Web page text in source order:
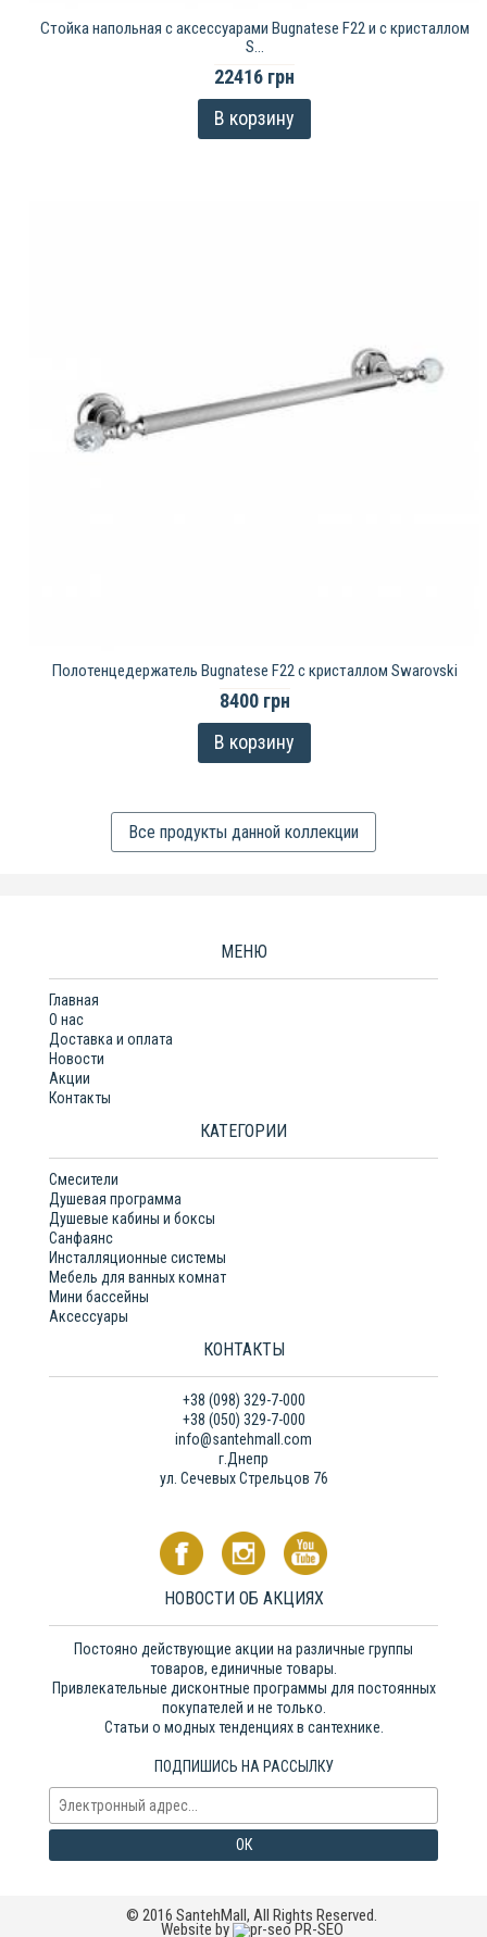
Стойка напольная с аксессуарами Bugnatese F22 и с кристаллом
S...
22416 грн
В корзину
Полотенцедержатель Bugnatese F22 с кристаллом Swarovski
8400 грн
В корзину
Все продукты данной коллекции
МЕНЮ
Главная
О нас
Доставка и оплата
Новости
Акции
Контакты
КАТЕГОРИИ
Смесители
Душевая программа
Душевые кабины и боксы
Санфаянс
Инсталляционные системы
Мебель для ванных комнат
Мини бассейны
Аксессуары
КОНТАКТЫ
+38 (098) 329-7-000
+38 (050) 329-7-000
info@santehmall.com
г.Днепр
ул. Сечевых Стрельцов 76
НОВОСТИ ОБ АКЦИЯХ
Постояно действующие акции на различные группы
товаров, единичные товары.
Привлекательные дисконтные программы для постоянных
покупателей и не только.
Статьи о модных тенденциях в сантехнике.
ПОДПИШИСЬ НА РАССЫЛКУ
ОК
© 2016 SantehMall, All Rights Reserved.
Website by PR-SEO